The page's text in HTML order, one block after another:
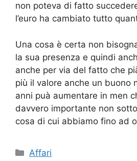
non poteva di fatto
l’euro ha cambiato tutto
Una cosa è certa non
la sua presenza e quindi
anche per via del fatto che
più il valore anche un buono
anni puà aumentare in men
davvero importante non
cosa di cui abbiamo fino ad
Categorie
Affari